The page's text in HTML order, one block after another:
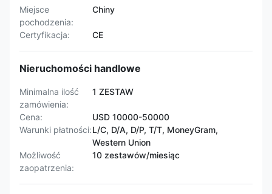
Miejsce
pochodzenia:
Chiny
Certyfikacja: CE
Nieruchomości handlowe
Minimalna ilość
zamówienia:
1 ZESTAW
Cena:
USD 10000-50000
Warunki płatności:L/C, D/A, D/P, T/T, MoneyGram,
Western Union
Możliwość
zaopatrzenia:
10 zestawów/miesiąc